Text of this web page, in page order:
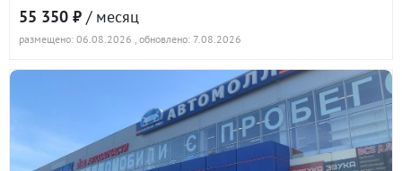
55 350 ₽ / месяц
размещено: 06.08.2026 , обновлено: 7.08.2026